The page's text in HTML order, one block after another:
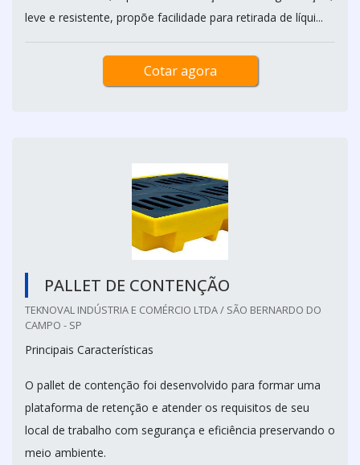
leve e resistente, propõe facilidade para retirada de líqui...
Cotar agora
PALLET DE CONTENÇÃO
TEKNOVAL INDÚSTRIA E COMÉRCIO LTDA / SÃO BERNARDO DO
CAMPO - SP
Principais Características
O pallet de contenção foi desenvolvido para formar uma
plataforma de retenção e atender os requisitos de seu
local de trabalho com segurança e eficiência preservando o
meio ambiente.